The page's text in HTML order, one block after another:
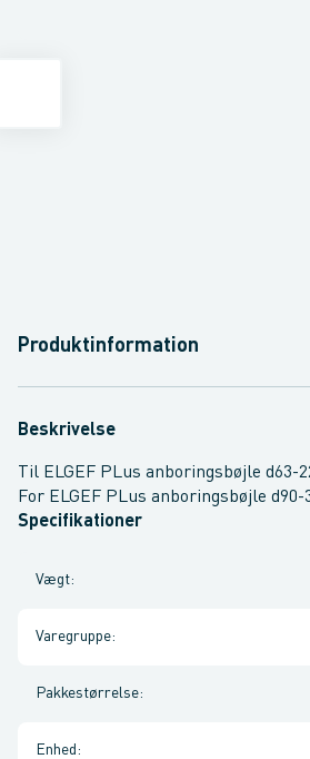
Produktinformation
Beskrivelse
Til ELGEF PLus anboringsbøjle d63-
For ELGEF PLus anboringsbøjle
Specifikationer
Vægt:
Varegruppe:
Pakkestørrelse:
Enhed :